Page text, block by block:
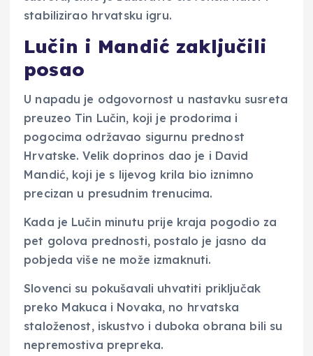
stabilizirao hrvatsku igru.
Lučin i Mandić zaključili
posao
U napadu je odgovornost u nastavku susreta
preuzeo Tin Lučin, koji je prodorima i
pogocima održavao sigurnu prednost
Hrvatske. Velik doprinos dao je i David
Mandić, koji je s lijevog krila bio iznimno
precizan u presudnim trenucima.
Kada je Lučin minutu prije kraja pogodio za
pet golova prednosti, postalo je jasno da
pobjeda više ne može izmaknuti.
Slovenci su pokušavali uhvatiti priključak
preko Makuca i Novaka, no hrvatska
staloženost, iskustvo i duboka obrana bili su
nepremostiva prepreka.